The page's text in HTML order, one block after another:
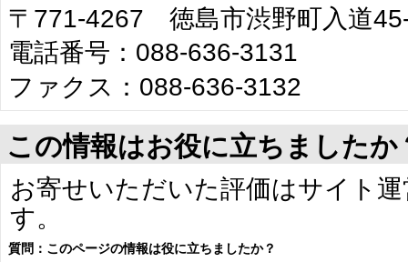
〒771-4267 徳島市渋野町入道
電話番号：088-636-3131
ファクス：088-636-3132
この情報はお役に立ちましたか
お寄せいただいた評価はサイト
す。
質問：このページの情報は役に立ちましたか？